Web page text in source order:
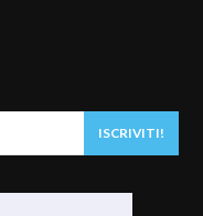
ISCRIVITI!